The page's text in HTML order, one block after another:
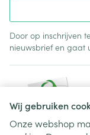
Wij gebruiken
Onze webshop
Door op inschrijven
nieuwsbrief en gaat